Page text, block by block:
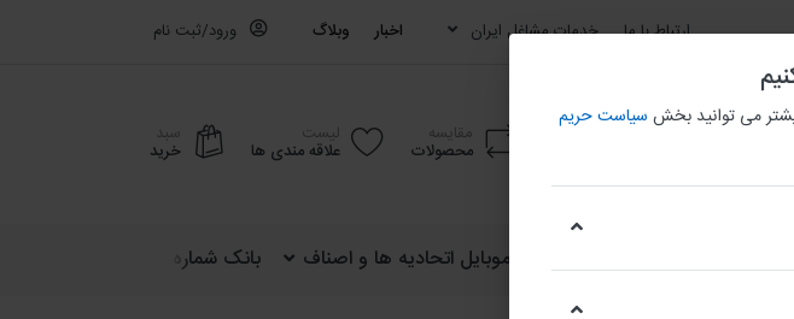
ارتباط با ما خدمات مشاغل ایران اخبار وبلاگ ورود/ثبت نام
مقایسه
محصولات
لیست
علاقه مندی ها
سبد
خرید
بانک شماره موبایل اتحادیه ها و اصناف بانک شماره موبایل کشوری
می توانید بخش سیاست حریم